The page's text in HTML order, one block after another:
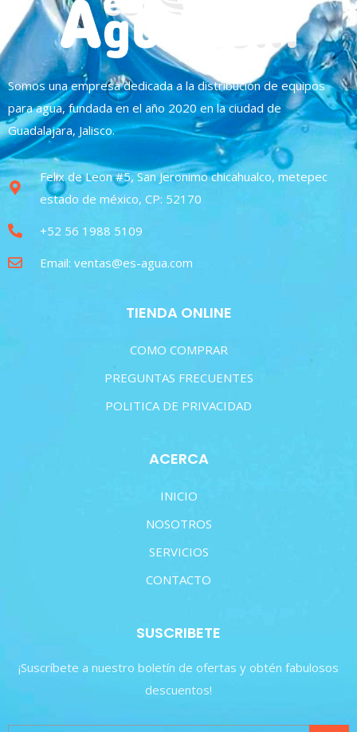
Somos una empresa dedicada a la distribución de equipos
para agua, fundada en el año 2020 en la ciudad de
Guadalajara, Jalisco.
Felix de Leon #5, San Jeronimo chicahualco, metepec
estado de méxico, CP: 52170
+52 56 1988 5109
Email: ventas@es-agua.com
TIENDA ONLINE
COMO COMPRAR
PREGUNTAS FRECUENTES
POLITICA DE PRIVACIDAD
ACERCA
INICIO
NOSOTROS
SERVICIOS
CONTACTO
SUSCRIBETE
¡Suscríbete a nuestro boletín de ofertas y obtén fabulosos
descuentos!